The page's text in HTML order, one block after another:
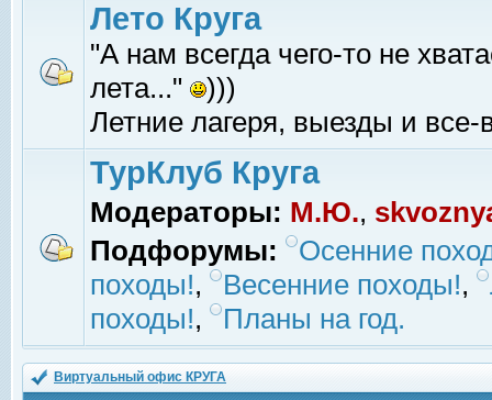
Лето Круга
"А нам всегда чего-то не
лета..."
)))
Летние лагеря, выезды и все-
ТурКлуб Круга
Модераторы: М.Ю.,
Подфорумы:
Осенние
походы!, Весенние походы!,
походы!, Планы на год.
Виртуальный офис КРУГА